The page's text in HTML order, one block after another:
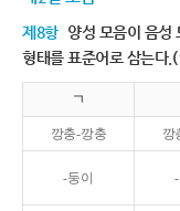
제8항 양성 모음이 음성
형태를 표준어로 삼는다
ㄱ
깡충-깡충 깡
-둥이